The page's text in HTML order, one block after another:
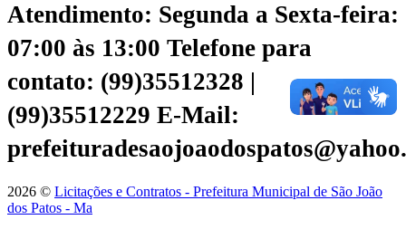
Atendimento: Segunda a Sexta-feira:
07:00 às 13:00 Telefone para
contato: (99)35512328 |
(99)35512229 E-Mail:
2026 © Licitações e Contratos - Prefeitura Municipal de São João
dos Patos - Ma